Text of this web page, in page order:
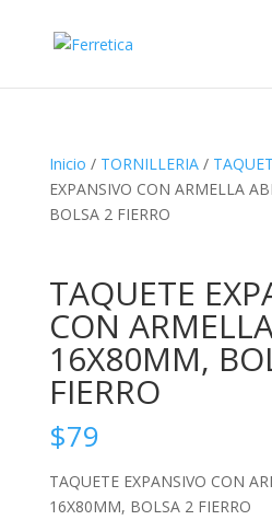
Inicio / TORNILLERIA/
EXPANSIVO CON ARMELLA
BOLSA 2 FIERRO
TAQUETE
CON
16X80MM,
FIERRO
$79
TAQUETE EXPANSIVO CON
16X80MM, BOLSA 2 FIERRO